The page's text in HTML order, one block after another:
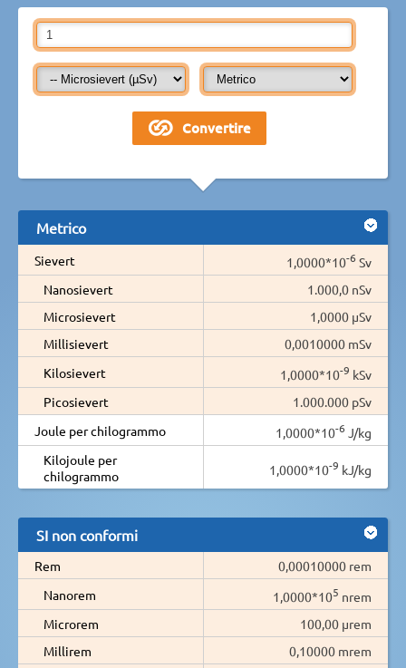
Metrico
Sievert 1,0000*10-6 Sv
Nanosievert
1.000,0 nSv
Microsievert
1,0000 µSv
Millisievert
0,0010000 mSv
Kilosievert
1,0000*10-9 kSv
Picosievert
1.000.000 pSv
Joule per chilogrammo
1,0000*10-6 J/kg
Kilojoule per
chilogrammo
1,0000*10-9 kJ/kg
SI non conformi
Rem
0,00010000 rem
Nanorem
1,0000*105 nrem
Microrem
100,00 µrem
Millirem
0,10000 mrem